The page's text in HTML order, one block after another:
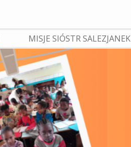
MISJE SIÓSTR SALEZJANEK